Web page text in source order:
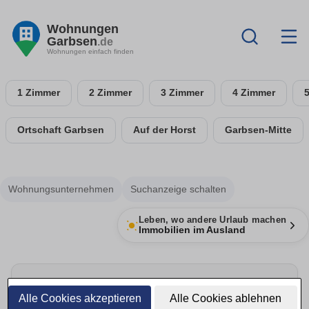
Alle Cookies akzeptieren Alle Cookies ablehnen
Wohnungen
Garbsen.de
Wohnungen einfach finden
1 Zimmer 2 Zimmer 3 Zimmer 4 Zimmer
Ortschaft Garbsen Auf der Horst Garbsen-Mitte
Wohnungsunternehmen Suchanzeige schalten
Leben, wo andere Urlaub machen
Immobilien im Ausland
Umzug rechtzeitig planen